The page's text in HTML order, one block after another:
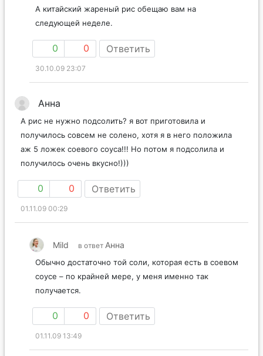
А китайский жареный рис обещаю вам на
следующей неделе.
0 0 Ответить
30.10.09 23:07
Анна
А рис не нужно подсолить? я вот приготовила и
получилось совсем не солено, хотя я в него положила
аж 5 ложек соевого соуса!!! Но потом я подсолила и
получилось очень вкусно!)))
0 0 Ответить
01.11.09 00:29
Mild в ответ Анна
Обычно достаточно той соли, которая есть в соевом
соусе – по крайней мере, у меня именно так
получается.
0 0 Ответить
01.11.09 13:49